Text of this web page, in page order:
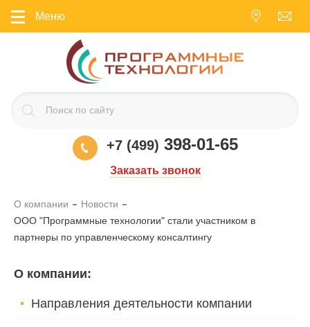
Меню
+7 (499) 398-01-65
Заказать звонок
О компании
Новости
ООО "Программные технологии" стали участником в
партнеры по управленческому консалтингу
О компании:
Направления деятельности компании